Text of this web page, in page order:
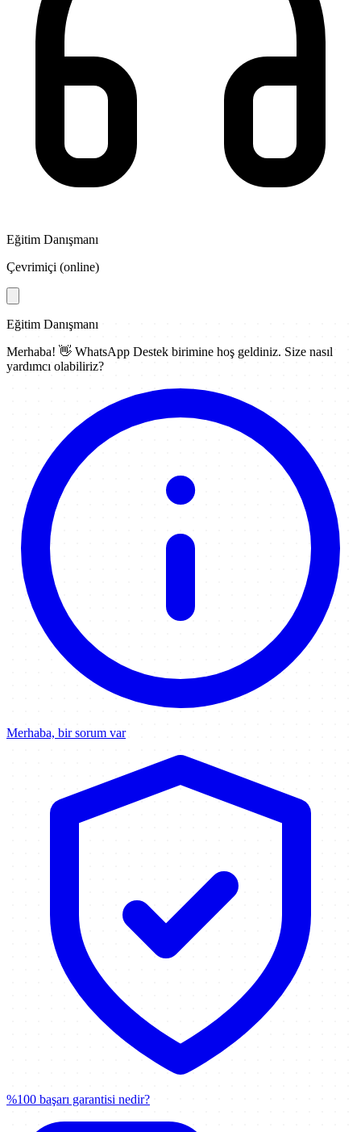
Eğitim Danışmanı
Çevrimiçi (online)
Eğitim Danışmanı
Merhaba! 👋 WhatsApp Destek birimine hoş geldiniz. Size nasıl
yardımcı olabiliriz?
Merhaba, bir sorum var
%100 başarı garantisi nedir?